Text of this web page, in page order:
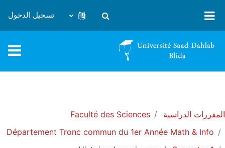
تبديل إدخال البحث
تسجيل الدخول
المقررات الدراسية
Faculté des Sciences
Département Tronc commun du 1er Année Math & Info